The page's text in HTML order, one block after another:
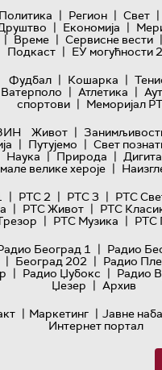
Политика | Регион | Свет |
| Економија |
| Време | Сервисне вести |
Подкаст | ЕУ могућности
Фудбал | Кошарка |
Ватерполо | Атлетика |
спортови | Меморијал
Живот |
| Путујемо | Свет
Наука | Природа |
велике хероје |
| РТС 2 | РТС 3 | РТС
| РТС Живот | РТС
| РТС Музика | РТС
Београд 1 | Радио
| Београд 202 | Радио
| Радио Џубокс | Радио
Џезер | Архив
| Маркетинг | Јавне
Интернет портал